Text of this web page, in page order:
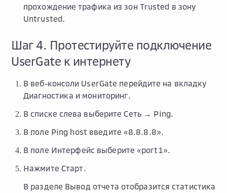
прохождение трафика из зон Trusted в зону
Untrusted.
Шаг 4. Протестируйте подключение
UserGate к интернету
В веб-консоли UserGate перейдите на вкладку
Диагностика и мониторинг.
В списке слева выберитеСеть → Ping.
В поле Ping host введите «8.8.8.8».
В поле Интерфейс выберите «port1».
Нажмите Старт.
В разделе Вывод отчета отобразится статистика